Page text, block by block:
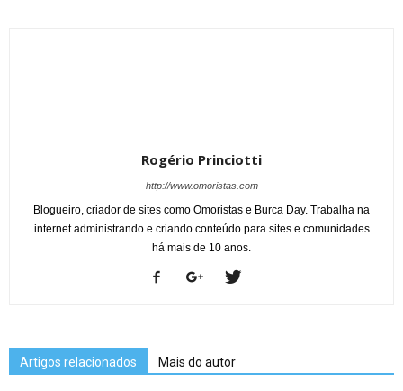
Rogério Princiotti
http://www.omoristas.com
Blogueiro, criador de sites como Omoristas e Burca Day. Trabalha na
internet administrando e criando conteúdo para sites e comunidades
há mais de 10 anos.
Artigos relacionados Mais do autor